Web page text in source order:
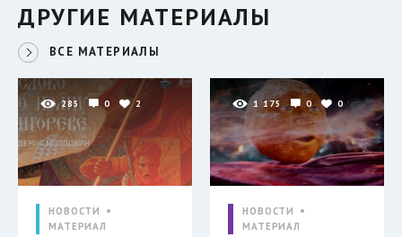
ДРУГИЕ МАТЕРИАЛЫ
ВСЕ МАТЕРИАЛЫ
285 0 2
НОВОСТИ
МАТЕРИАЛ
1 175 0 0
НОВОСТИ
МАТЕРИАЛ